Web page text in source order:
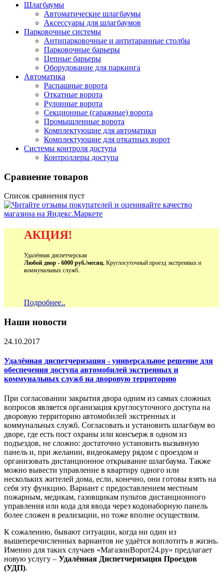
Шлагбаумы
Автоматические шлагбаумы
Аксессуары для шлагбаумов
Парковочные системы
Антипарковочные и антитаранные столбы
Парковочные барьеры
Цепные барьеры
Оборудование для паркинга
Автоматика
Распашные ворота
Откатные ворота
Рулонные ворота
Секционные (гаражные) ворота
Промышленные ворота
Комплектующие для автоматики
Комплектующие для откатных ворот
Системы контроля доступа
Контроллеры доступа
Сравнение товаров
Список сравнения пуст
АКЦИЯ!
Удалённая диспетчерская
Любой двор - 6000 руб./месяц. Круглосуточный проезд экстренных и
коммунальных служб.
Подробнее..
Наши новости
24.10.2017
Удалённая диспетчеризация - универсальное решение для
обеспечения доступа автомобилей экстренных и
коммунальных служб на дворовую территорию
При согласовании закрытия двора одним из самых сложных
вопросов является организация круглосуточного доступа на
дворовую территорию автомобилей экстренных и
коммунальных служб. Согласовать и установить шлагбаум во
дворе, где есть пост охраны или консъерж в одном из
подъездов, не сложно: достаточно установить вызывную
панель и, при желании, видеокамеру рядом с проездом и
организовать дистанционное открывание шлагбаума. Также
можно вывести управление в квартиру одного или
нескольких жителей дома, если, конечно, они готовы взять на
себя эту функцию. Вариант с предоставлением местным
пожарным, медикам, газовщикам пультов дистанционного
управления или кода для ввода через кодонаборную панель
более сложен в реализации, но тоже вполне осуществим.
К сожалению, бывают ситуации, когда ни один из
вышеперечисленных вариантов не удаётся воплотить в жизнь.
Именно для таких случаев «МагазинВорот24.ру» предлагает
новую услугу – Удалённая Диспетчеризация Проездов
(УДП).